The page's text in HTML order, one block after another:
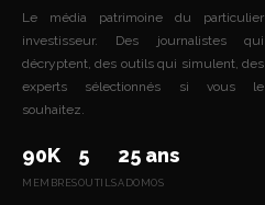
Le média patrimoine du particulier
investisseur. Des journalistes qui
décryptent, des outils qui simulent, des
experts sélectionnés si vous le
souhaitez.
90K
MEMBRES
5
OUTILS
25 ans
ADOMOS